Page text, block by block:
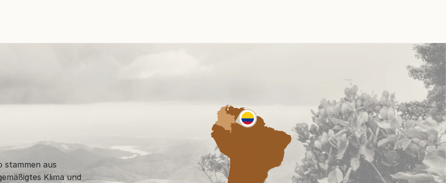
stammen aus
Klima und